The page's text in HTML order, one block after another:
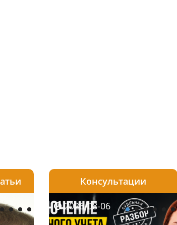
2026-08-05
2026-08-04
Консультации
2026-08-06
2026-07-30